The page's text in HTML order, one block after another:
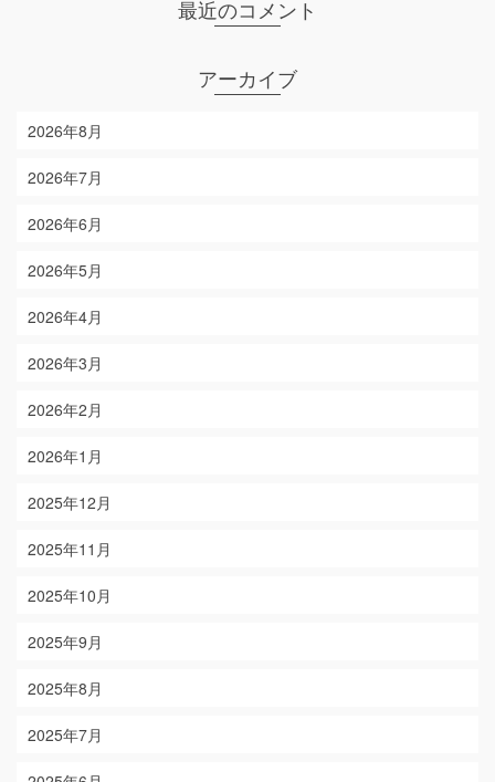
最近のコメント
アーカイブ
2026年8月
2026年7月
2026年6月
2026年5月
2026年4月
2026年3月
2026年2月
2026年1月
2025年12月
2025年11月
2025年10月
2025年9月
2025年8月
2025年7月